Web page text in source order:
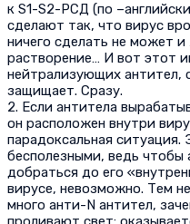
к S1-S2-РСД (по
сделают так, что вирус
ничего сделать не может
растворение… И вот этот
нейтрализующих антител,
защищает. Сразу.
2. Если антитела
он расположен внутри
парадоксальная ситуация.
бесполезными, ведь чтобы
добраться до его
вирусе, невозможно. Тем
много анти-N антител,